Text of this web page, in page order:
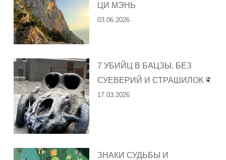
ЦИ МЭНЬ
03.06.2026
7 УБИЙЦ В БАЦЗЫ. БЕЗ
СУЕВЕРИЙ И СТРАШИЛОК
17.03.2026
ЗНАКИ СУДЬБЫ И